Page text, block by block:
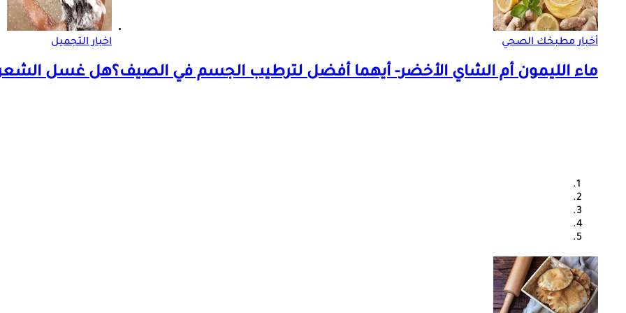
أخبار مطبخك الصحي
ماء الليمون أم الشاي الأخضر- أيهما أفضل لترطيب الجسم في الصيف؟
اخبار التجميل
هل غسل الشعر